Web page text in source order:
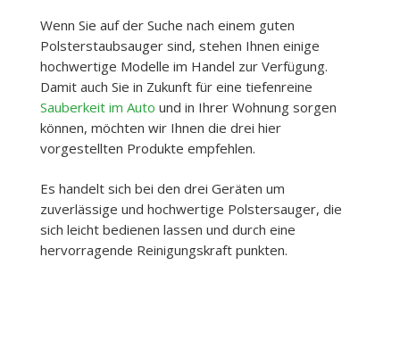
Wenn Sie auf der Suche nach einem guten
Polsterstaubsauger sind, stehen Ihnen einige
hochwertige Modelle im Handel zur Verfügung.
Damit auch Sie in Zukunft für eine tiefenreine
Sauberkeit im Auto und in Ihrer Wohnung sorgen
können, möchten wir Ihnen die drei hier
vorgestellten Produkte empfehlen.
Es handelt sich bei den drei Geräten um
zuverlässige und hochwertige Polstersauger, die
sich leicht bedienen lassen und durch eine
hervorragende Reinigungskraft punkten.